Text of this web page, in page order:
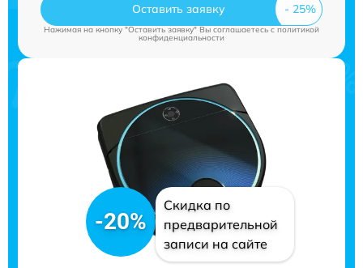
Оставить заявку
Нажимая на кнопку "Оставить заявку" Вы соглашаетесь cполитикой
конфиденциальности
-20%
Скидка по
предварительной
записи на сайте